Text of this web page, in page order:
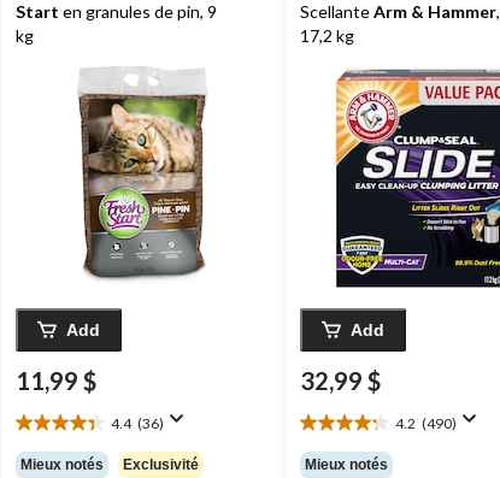
Start en granules de pin, 9
kg
Add
11,99 $
4.4 (36)
4.4
étoile(s)
Mieux notés Exclusivité
ScellanteArm & Hammer,
17,2 kg
Add
32,99 $
4.2 (490)
4.2
étoile(s)
Mieux notés